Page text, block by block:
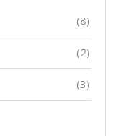
(8)
(2)
(3)